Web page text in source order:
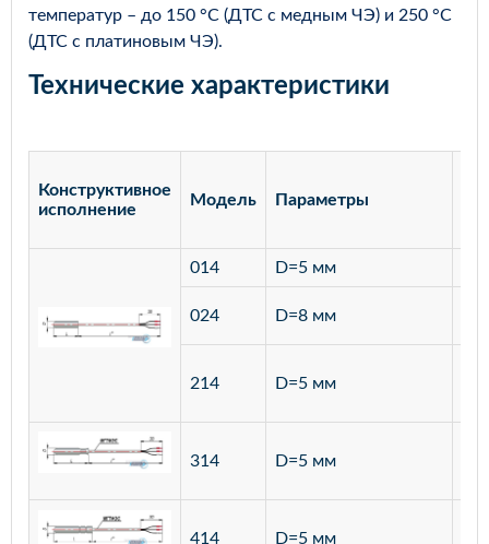
температур – до 150 °С (ДТС с медным ЧЭ) и 250 °С
(ДТС с платиновым ЧЭ).
Технические характеристики
Конструктивное
исполнение
Модель Параметры
014 D=5 мм
024 D=8 мм
214 D=5 мм
314 D=5 мм
414 D=5 мм